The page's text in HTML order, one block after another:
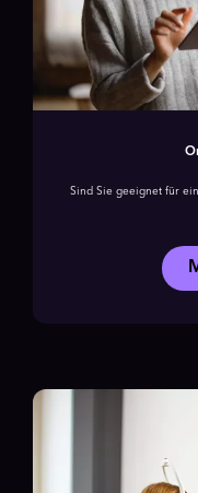
Sind Sie geeignet für